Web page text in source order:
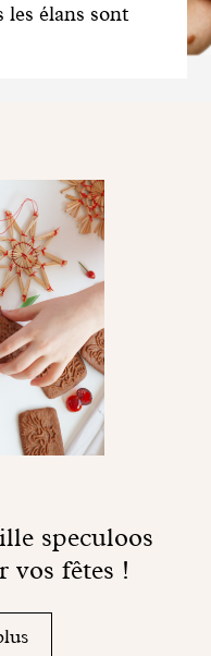
élans sont
speculoos
vos fêtes !